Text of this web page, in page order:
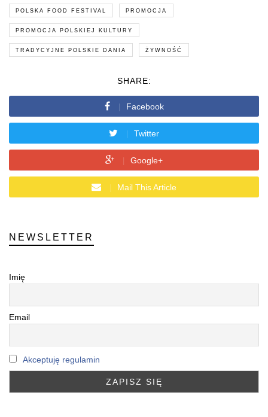
POLSKA FOOD FESTIVAL PROMOCJA
PROMOCJA POLSKIEJ KULTURY
TRADYCYJNE POLSKIE DANIA ŻYWNOŚĆ
SHARE:
Facebook
Twitter
Google+
Mail This Article
NEWSLETTER
Imię
Email
Akceptuję regulamin